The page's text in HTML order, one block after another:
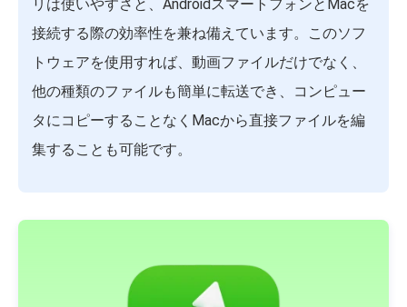
リは使いやすさと、AndroidスマートフォンとMacを
接続する際の効率性を兼ね備えています。このソフ
トウェアを使用すれば、動画ファイルだけでなく、
他の種類のファイルも簡単に転送でき、コンピュー
タにコピーすることなくMacから直接ファイルを編
集することも可能です。